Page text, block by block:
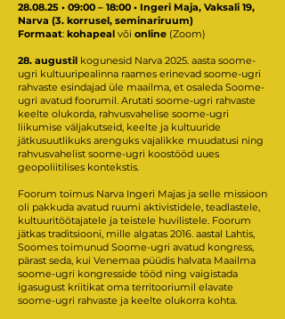
28.08.25 • 09:00 – 18:00 • Ingeri Maja, Vaksali 19,
Narva (3. korrusel, seminariruum)
Formaat: kohapeal või online (Zoom)
28. augustil kogunesid Narva 2025. aasta soome-
ugri kultuuripealinna raames erinevad soome-ugri
rahvaste esindajad üle maailma, et osaleda Soome-
ugri avatud foorumil. Arutati soome-ugri rahvaste
keelte olukorda, rahvusvahelise soome-ugri
liikumise väljakutseid, keelte ja kultuuride
jätkusuutlikuks arenguks vajalikke muudatusi ning
rahvusvahelist soome-ugri koostööd uues
geopoliitilises kontekstis.
Foorum toimus Narva Ingeri Majas ja selle missioon
oli pakkuda avatud ruumi aktivistidele, teadlastele,
kultuuritöötajatele ja teistele huvilistele. Foorum
jätkas traditsiooni, mille algatas 2016. aastal Lahtis,
Soomes toimunud Soome-ugri avatud kongress,
pärast seda, kui Venemaa püüdis halvata Maailma
soome-ugri kongresside tööd ning vaigistada
igasugust kriitikat oma territooriumil elavate
soome-ugri rahvaste ja keelte olukorra kohta.